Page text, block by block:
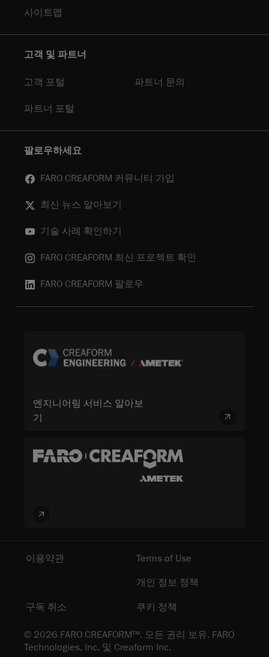
사이트맵
고객 및 파트너
고객 포털 파트너 문의
파트너 포털
팔로우하세요
FARO CREAFORM 커뮤니티 가입
최신 뉴스 알아보기
기술 사례 확인하기
FARO CREAFORM 최신 프로젝트 확인
FARO CREAFORM 팔로우
엔지니어링 서비스 알아보
기
© 2026 FARO CREAFORM™. 모든 권리 보유. FARO
Technologies, Inc. 및 Creaform Inc.
이용약관
Terms of Use
개인 정보 정책
구독 취소 쿠키 정책